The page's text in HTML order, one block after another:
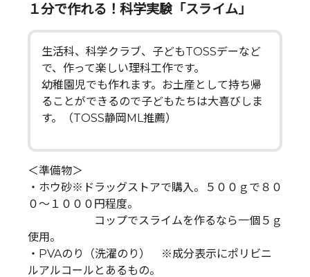
１分で作れる！科学実験「スライム」
生活科、科学クラブ、子どもTOSSデーなど
で、作って楽しい理科工作です。
幼稚園児でも作れます。お土産として持ち帰
ることができるので子どもたちは大喜びしま
す。（TOSS静岡ML推薦）
＜準備物＞
・ホウ砂※ドラッグストアで購入。５００ｇで８０
０～１０００円程度。
コップでスライムを作るなら一個５ｇ
使用。
・PVAのり（洗濯のり） ※成分表示にポリビニ
ルアルコールとあるもの。